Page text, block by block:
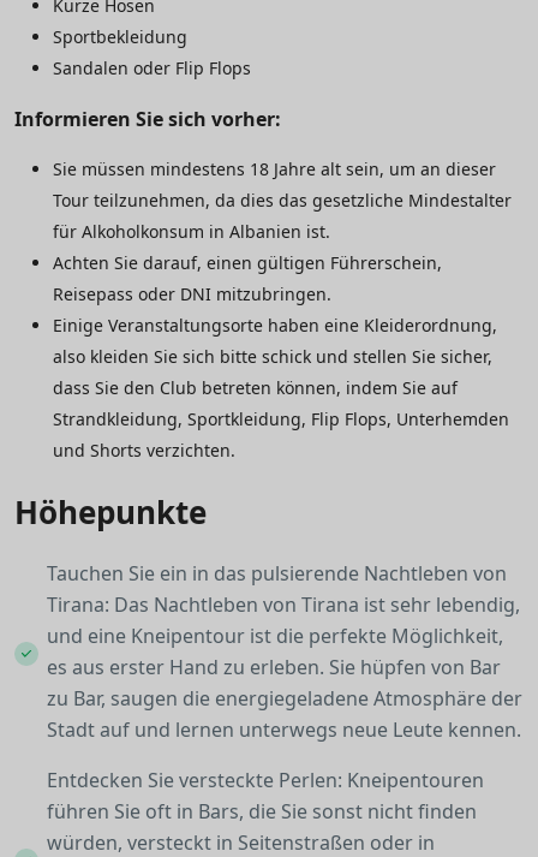
Kurze Hosen
Sportbekleidung
Sandalen oder Flip Flops
Informieren Sie sich vorher:
Sie müssen mindestens 18 Jahre alt sein, um an dieser
Tour teilzunehmen, da dies das gesetzliche Mindestalter
für Alkoholkonsum in Albanien ist.
Achten Sie darauf, einen gültigen Führerschein,
Reisepass oder DNI mitzubringen.
Einige Veranstaltungsorte haben eine Kleiderordnung,
also kleiden Sie sich bitte schick und stellen Sie sicher,
dass Sie den Club betreten können, indem Sie auf
Strandkleidung, Sportkleidung, Flip Flops, Unterhemden
und Shorts verzichten.
Höhepunkte
Tauchen Sie ein in das pulsierende Nachtleben von
Tirana: Das Nachtleben von Tirana ist sehr lebendig,
und eine Kneipentour ist die perfekte Möglichkeit,
es aus erster Hand zu erleben. Sie hüpfen von Bar
zu Bar, saugen die energiegeladene Atmosphäre der
Stadt auf und lernen unterwegs neue Leute kennen.
Entdecken Sie versteckte Perlen: Kneipentouren
führen Sie oft in Bars, die Sie sonst nicht finden
würden, versteckt in Seitenstraßen oder in